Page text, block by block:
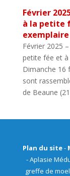
Février
à la petite
exemplaire
Février 2025
petite fée et à
Dimanche 16
sont
de Beaune
Plan du site-
- Aplasie
greffe de